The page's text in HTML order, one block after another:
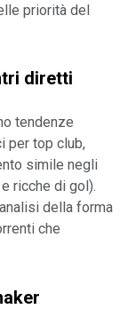
priorità del
diretti
tendenze
per top club,
simile negli
ricche di gol).
della forma
che